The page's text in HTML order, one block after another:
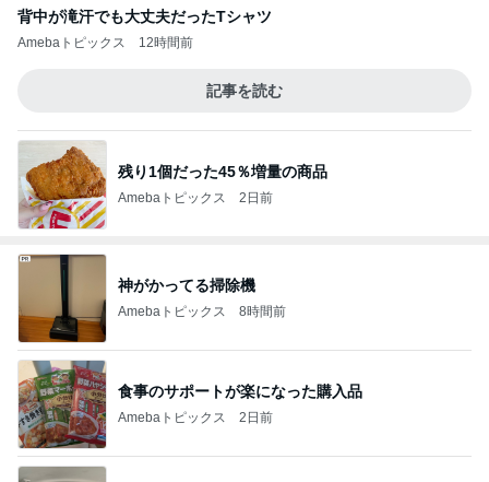
背中が滝汗でも大丈夫だったTシャツ
Amebaトピックス 12時間前
記事を読む
残り1個だった45％増量の商品
Amebaトピックス 2日前
神がかってる掃除機
Amebaトピックス 8時間前
食事のサポートが楽になった購入品
Amebaトピックス 2日前